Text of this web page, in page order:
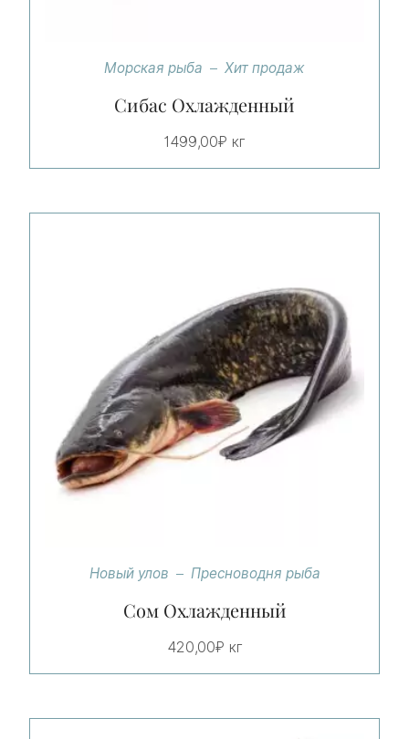
Морская рыба Хит продаж
Сибас Охлажденный
1499,00₽ кг
Новый улов Пресноводня рыба
Сом Охлажденный
420,00₽ кг